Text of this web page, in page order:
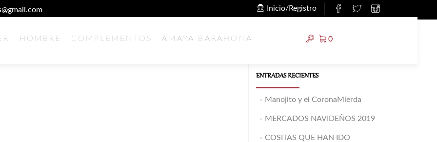
Inicio/Registro
al
HOMBRE COMPLEMENTOS AMAYA BARAHONA 0
ENTRADAS RECIENTES
Manojito y el CoronaMierda
MERCADOS NAVIDEÑOS 2019
COSITAS QUE HAN IDO